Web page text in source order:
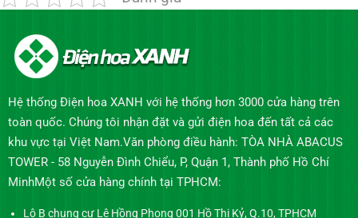
Hệ thống Điện hoa XANH với hệ thống hơn 3000 cửa hàng trên
toàn quốc. Chúng tôi nhận đặt và gửi điện hoa đến tất cả các
khu vực tại Việt Nam.Văn phòng điều hành: TÒA NHÀ ABACUS
TOWER - 58 Nguyễn Đình Chiểu, P, Quận 1, Thành phố Hồ Chí
MinhMột số cửa hàng chính tại TPHCM:
Lô B chung cư Lê Hồng Phong 001 Hồ Thị Kỷ, Q.10, TPHCM